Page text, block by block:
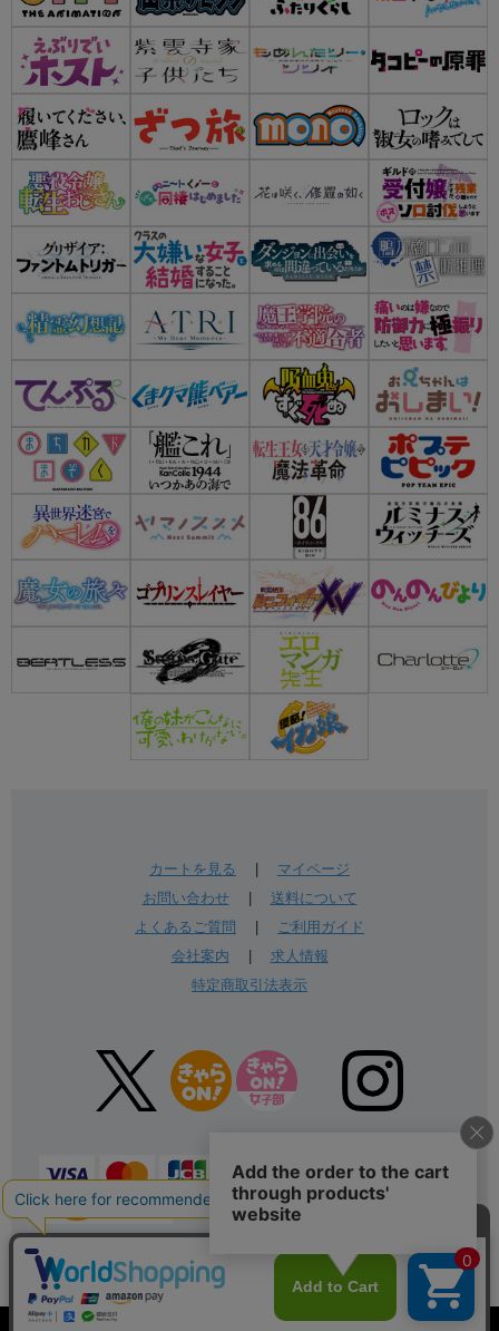
カートを見る
マイページ
お問い合わせ| 送料について
よくあるご質問
ご利用ガイド
会社案内
求人情報
特定商取引法表示
表示：スマートフォン｜PC